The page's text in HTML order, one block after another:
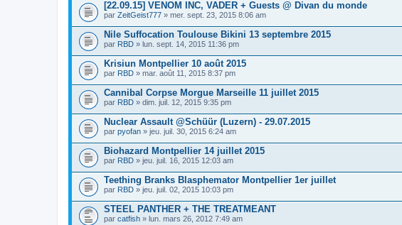
[22.09.15] VENOM INC, VADER + Guests @ Divan du monde
par ZeitGeist777 » mer. sept. 23, 2015 8:06 am
Nile Suffocation Toulouse Bikini 13 septembre 2015
par RBD » lun. sept. 14, 2015 11:36 pm
Krisiun Montpellier 10 août 2015
par RBD » mar. août 11, 2015 8:37 pm
Cannibal Corpse Morgue Marseille 11 juillet 2015
par RBD » dim. juil. 12, 2015 9:35 pm
Nuclear Assault @Schüür (Luzern) - 29.07.2015
par pyofan » jeu. juil. 30, 2015 6:24 am
Biohazard Montpellier 14 juillet 2015
par RBD » jeu. juil. 16, 2015 12:03 am
Teething Branks Blasphemator Montpellier 1er juillet
par RBD » jeu. juil. 02, 2015 10:03 pm
STEEL PANTHER + THE TREATMEANT
par catfish » lun. mars 26, 2012 7:49 am